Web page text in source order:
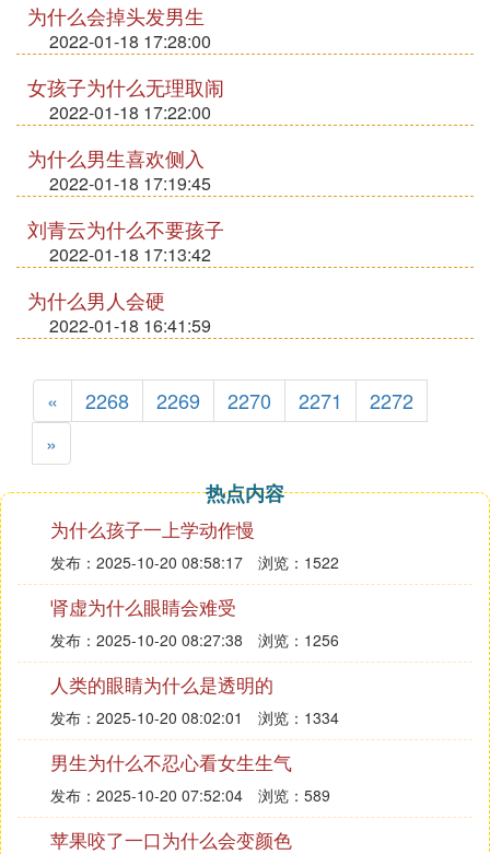
为什么会掉头发男生
2022-01-18 17:28:00
女孩子为什么无理取闹
2022-01-18 17:22:00
为什么男生喜欢侧入
2022-01-18 17:19:45
刘青云为什么不要孩子
2022-01-18 17:13:42
为什么男人会硬
2022-01-18 16:41:59
« 2268 2269 2270 2271
2272
»
热点内容
为什么孩子一上学动作慢
发布：2025-10-20 08:58:17 浏览：1522
肾虚为什么眼睛会难受
发布：2025-10-20 08:27:38 浏览：1256
人类的眼睛为什么是透明的
发布：2025-10-20 08:02:01 浏览：1334
男生为什么不忍心看女生生气
发布：2025-10-20 07:52:04 浏览：589
苹果咬了一口为什么会变颜色